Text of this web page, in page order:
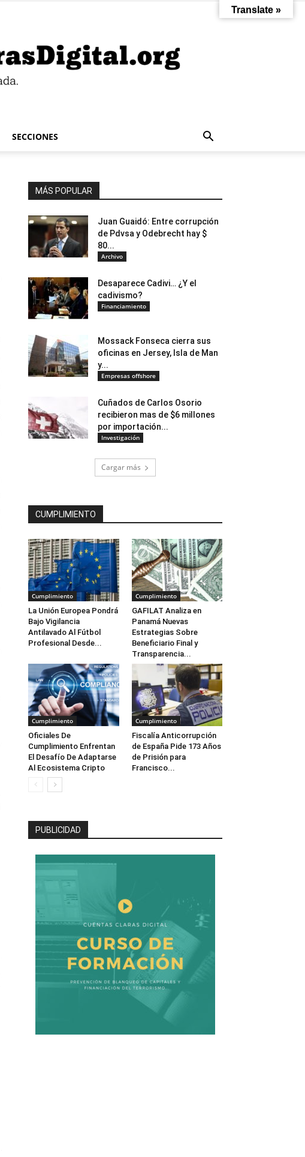
SECCIONES
MÁS POPULAR
Juan Guaidó: Entre corrupción
de Pdvsa y Odebrecht hay $
80...
Archivo
Desaparece Cadivi… ¿Y el
cadivismo?
Financiamiento
Mossack Fonseca cierra sus
oficinas en Jersey, Isla de Man
y...
Empresas offshore
Cuñados de Carlos Osorio
recibieron mas de $6 millones
por importación...
Investigación
Cargar más
CUMPLIMIENTO
Cumplimiento
La Unión Europea Pondrá
Bajo Vigilancia
Antilavado Al Fútbol
Profesional Desde...
Cumplimiento
GAFILAT Analiza en
Panamá Nuevas
Estrategias Sobre
Beneficiario Final y
Transparencia...
Cumplimiento
Oficiales De
Cumplimiento Enfrentan
El Desafío De Adaptarse
Al Ecosistema Cripto
Cumplimiento
Fiscalía Anticorrupción
de España Pide 173 Años
de Prisión para
Francisco...
PUBLICIDAD
Translate »